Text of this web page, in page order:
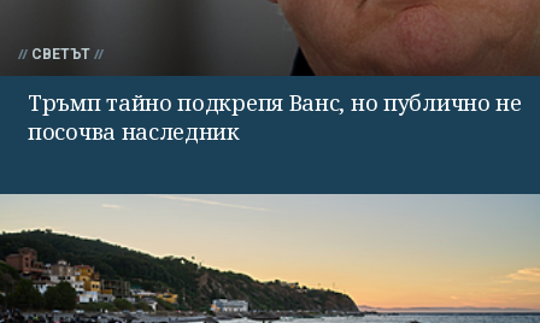
СВЕТЪТ
Тръмп тайно подкрепя Ванс, но публично не
посочва наследник